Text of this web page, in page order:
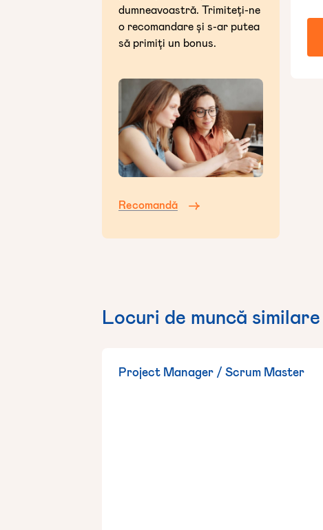
dumneavoastră. Trimiteți-ne
o recomandare și s-ar putea
să primiți un bonus.
Recomandă
Locuri de muncă similare
Project Manager / Scrum Master